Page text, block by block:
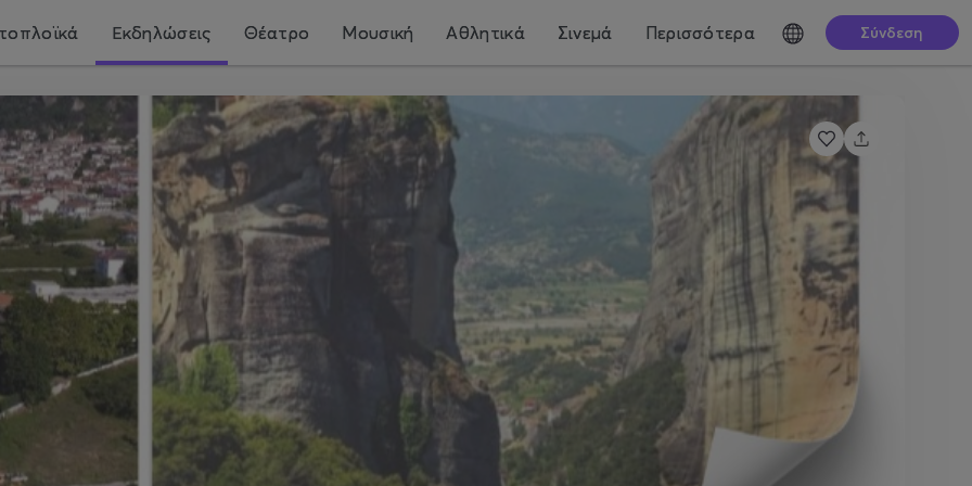
Εκδηλώσεις Θέατρο Μουσική Αθλητικά Σινεμά Περισσότερα Σύνδεση